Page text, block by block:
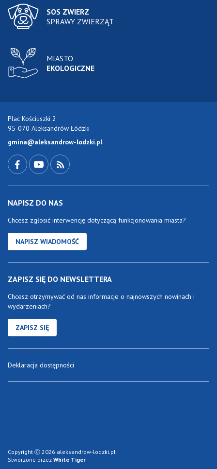
SOS ZWIERZ
SPRAWY ZWIERZĄT
MIASTO
EKOLOGICZNE
Plac Kościuszki 2
95-070 Aleksandrów Łódzki
gmina@aleksandrow-lodzki.pl
NAPISZ DO NAS
Chcesz zgłosić interwencję dotyczącą funkcjonowania miasta?
NAPISZ WIADOMOŚĆ
ZAPISZ SIĘ DO NEWSLETTERA
Chcesz otrzymywać od nas informacje o najnowszych nowinach i
wydarzeniach?
ZAPISZ SIĘ
Deklaracja dostępności
Copyright Ⓒ 2026 aleksandrow-lodzki.pl
Stworzone przez White Tiger